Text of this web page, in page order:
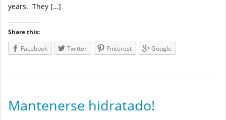
years. They […]
Share this:
Facebook
Twitter Pinterest Google
Mantenerse hidratado!